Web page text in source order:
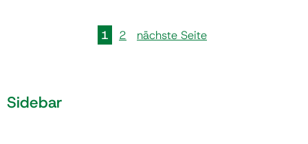
1 2 nächste Seite
Sidebar